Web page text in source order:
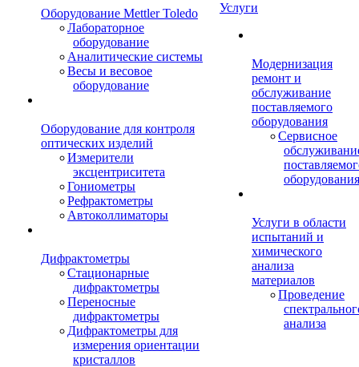
Оборудование Mettler Toledo
Лабораторное
оборудование
Аналитические системы
Весы и весовое
оборудование
Оборудование для контроля
оптических изделий
Измерители
эксцентриситета
Гониометры
Рефрактометры
Автоколлиматоры
Дифрактометры
Стационарные
дифрактометры
Переносные
дифрактометры
Дифрактометры для
измерения ориентации
кристаллов
Услуги
Модернизация
ремонт и
обслуживание
поставляемого
оборудования
Сервисное
оборудования
Услуги в области
испытаний и
химического
анализа
материалов
Проведение
анализа